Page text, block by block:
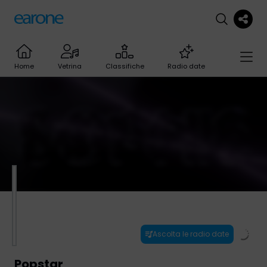
Home Vetrina Classifiche Radio date
Ascolta le radio date